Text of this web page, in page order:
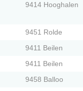
9414 Hooghalen
9451 Rolde
9411 Beilen
9411 Beilen
9458 Balloo